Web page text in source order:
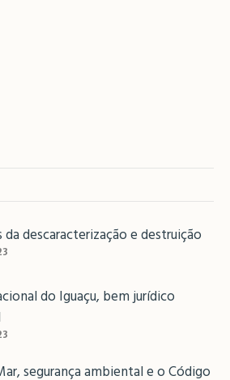
da descaracterização e destruição
do Iguaçu, bem jurídico
segurança ambiental e o Código